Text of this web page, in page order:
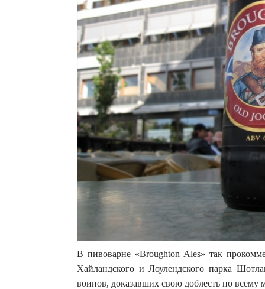
В пивоварне «Broughton Ales» так
Хайландского и Лоулендского парка
воинов, доказавших свою доблесть по всему